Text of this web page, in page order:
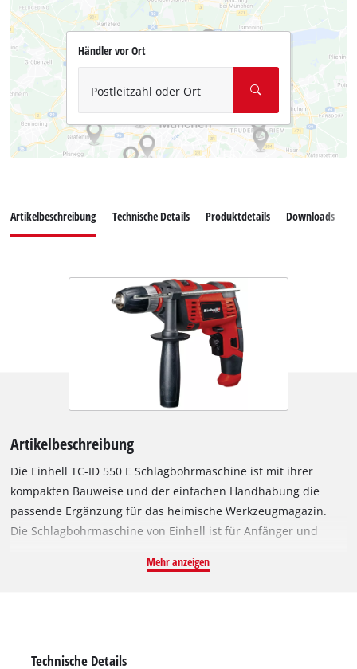
Händler vor Ort
Postleitzahl oder Ort
Artikelbeschreibung Technische Details Produktdetails Downloads
Artikelbeschreibung
Die Einhell TC-ID 550 E Schlagbohrmaschine ist mit ihrer
kompakten Bauweise und der einfachen Handhabung die
passende Ergänzung für das heimische Werkzeugmagazin.
Die Schlagbohrmaschine von Einhell ist für Anfänger und
allen gängigen Bohrarbeiten im Haushalt ihren Zweck. Die
Mehr anzeigen
Technische Details